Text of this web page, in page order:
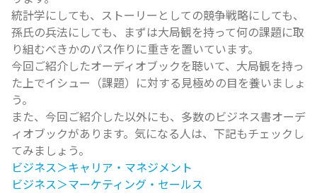
統計学にしても、ストーリーとしての競争戦略にしても、
孫氏の兵法にしても、まずは大局観を持って何の課題に取
り組むべきかのパス作りに重きを置いています。
今回ご紹介したオーディオブックを聴いて、大局観を持っ
た上でイシュー（課題）に対する見極めの目を養いましょ
う。
また、今回ご紹介した以外にも、多数のビジネス書オーデ
ィオブックがあります。気になる人は、下記もチェックし
てみましょう。
ビジネス＞キャリア・マネジメント
ビジネス＞マーケティング・セールス